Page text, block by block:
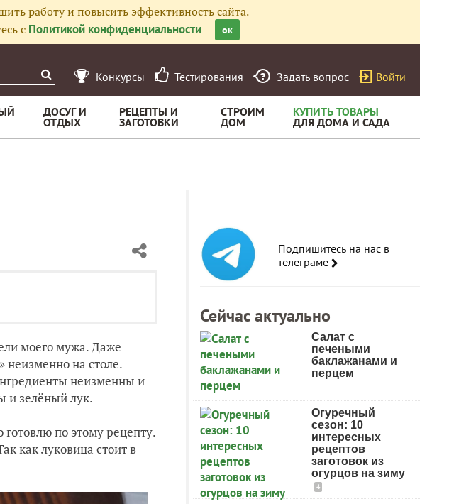
работу и повысить эффективность сайта.
с Политикой конфиденциальности ок
Конкурсы Тестирования Задать вопрос Войти
ДОСУГ И
ОТДЫХ
РЕЦЕПТЫ И
ЗАГОТОВКИ
СТРОИМ
ДОМ
КУПИТЬ ТОВАРЫ
ДЛЯ ДОМА И САДА
моего мужа. Даже
неизменно на столе.
неизменны и
и зелёный лук.
по этому рецепту.
как луковица стоит в
Подпишитесь на нас в
телеграме
Сейчас актуально
Салат с
печеными
баклажанами и
перцем
Огуречный
сезон: 10
интересных
рецептов
заготовок из
огурцов на зиму
4